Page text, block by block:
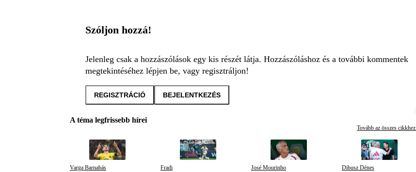
Szóljon hozzá!
Jelenleg csak a hozzászólások egy kis részét látja. Hozzászóláshoz és a további kommentek
megtekintéséhez lépjen be, vagy regisztráljon!
REGISZTRÁCIÓ BEJELENTKEZÉS
A téma legfrissebb hírei
Tovább az összes cikkhez
Varga Barnabás Fradi José Mourinho Dibusz Dénes